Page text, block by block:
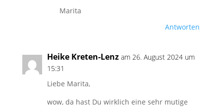
Marita
Antworten
Heike Kreten-Lenz am 26. August 2024 um
15:31
Liebe Marita,
wow, da hast Du wirklich eine sehr mutige